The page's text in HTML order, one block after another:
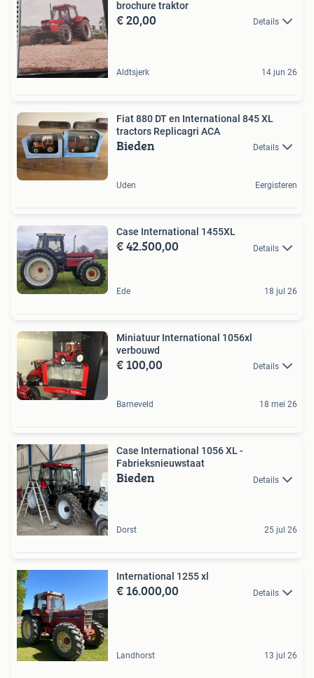
brochure traktor
€ 20,00 Details
Aldtsjerk 14 jun 26
Fiat 880 DT en International 845 XL
tractors Replicagri ACA
Bieden Details
Uden Eergisteren
Case International 1455XL
€ 42.500,00 Details
Ede 18 jul 26
Miniatuur International 1056xl
verbouwd
€ 100,00 Details
Barneveld 18 mei 26
Case International 1056 XL -
Fabrieksnieuwstaat
Bieden Details
Dorst 25 jul 26
International 1255 xl
€ 16.000,00 Details
Landhorst 13 jul 26